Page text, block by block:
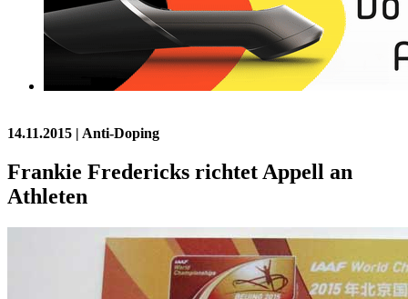
14.11.2015 | Anti-Doping
Frankie Fredericks richtet Appell an
Athleten